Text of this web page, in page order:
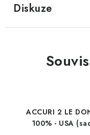
Diskuze
ACCURI 2 LE
100% - USA